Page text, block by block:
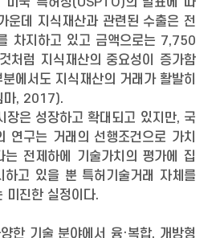
운데 지식재산과 관련된 수출은 전
차지하고 있고 금액으로는 7,750
처럼 지식재산의 중요성이 증가함
에서도 지식재산의 거래가 활발히
마, 2017).
장은 성장하고 확대되고 있지만, 국
연구는 거래의 선행조건으로 가치
는 전제하에 기술가치의 평가에 집
하고 있을 뿐 특허기술거래 자체를
미진한 실정이다.
한 기술 분야에서 융·복합, 개방형